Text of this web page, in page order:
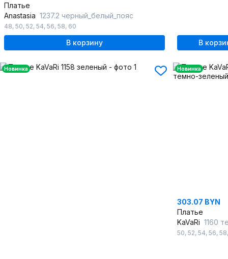
Платье
Anastasia 1237.2 черный_белый_пояс
48, 50, 52, 54, 56, 58, 60
В корзину В
Новинка Новинка
303.07 BYN
Платье
KaVaRi 1160
50, 52, 54, 56, 58